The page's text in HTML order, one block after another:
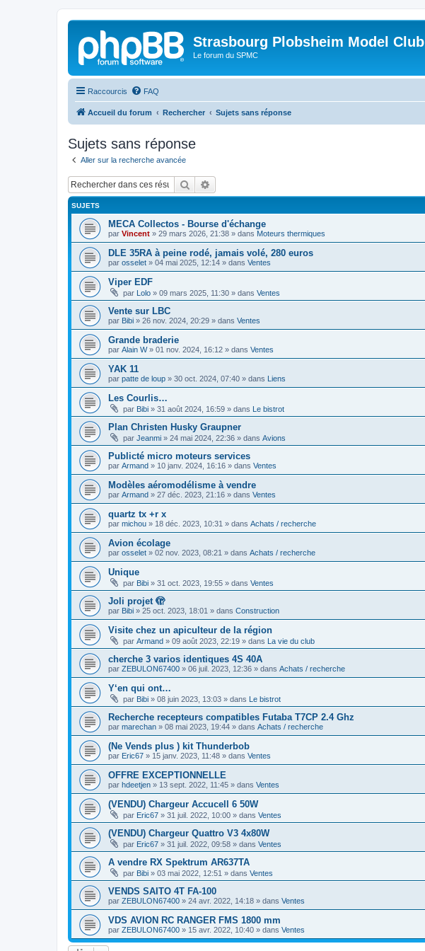
Strasbourg Plobsheim Model Club
Le forum du SPMC
Raccourcis FAQ
Accueil du forum Rechercher Sujets sans réponse
Sujets sans réponse
Aller sur la recherche avancée
Rechercher
SUJETS
MECA Collectos - Bourse d'échange
par Vincent » 29 mars 2026, 21:38 » dans Moteurs thermiques
DLE 35RA à peine rodé, jamais volé, 280 euros
par osselet » 04 mai 2025, 12:14 » dans Ventes
Viper EDF
par Lolo » 09 mars 2025, 11:30 » dans Ventes
Vente sur LBC
par Bibi » 26 nov. 2024, 20:29 » dans Ventes
Grande braderie
par Alain W» 01 nov. 2024, 16:12 » dans Ventes
YAK 11
par patte de loup » 30 oct. 2024, 07:40 » dans Liens
Les Courlis…
par Bibi » 31 août 2024, 16:59 » dans Le bistrot
Plan Christen Husky Graupner
par Jeanmi » 24 mai 2024, 22:36 » dans Avions
Publicté micro moteurs services
par Armand » 10 janv. 2024, 16:16 » dans Ventes
Modèles aéromodélisme à vendre
par Armand » 27 déc. 2023, 21:16 » dans Ventes
quartz tx +r x
par michou » 18 déc. 2023, 10:31 » dans Achats / recherche
Avion écolage
par osselet » 02 nov. 2023, 08:21 » dans Achats / recherche
Unique
par Bibi » 31 oct. 2023, 19:55 » dans Ventes
Joli projet 🫣
par Bibi » 25 oct. 2023, 18:01 » dans Construction
Visite chez un apiculteur de la région
par Armand » 09 août 2023, 22:19 » dans La vie du club
cherche 3 varios identiques 4S 40A
par ZEBULON67400 » 06 juil. 2023, 12:36 » dans Achats / recherche
Y‘en qui ont…
par Bibi » 08 juin 2023, 13:03 » dans Le bistrot
Recherche recepteurs compatibles Futaba T7CP 2.4 Ghz
par marechan » 08 mai 2023, 19:44 » dans Achats / recherche
(Ne Vends plus ) kit Thunderbob
par Eric67 » 15 janv. 2023, 11:48 » dans Ventes
OFFRE EXCEPTIONNELLE
par hdeetjen » 13 sept. 2022, 11:45 » dans Ventes
(VENDU) Chargeur Accucell 6 50W
par Eric67 » 31 juil. 2022, 10:00 » dans Ventes
(VENDU) Chargeur Quattro V3 4x80W
par Eric67 » 31 juil. 2022, 09:58 » dans Ventes
A vendre RX Spektrum AR637TA
par Bibi » 03 mai 2022, 12:51 » dans Ventes
VENDS SAITO 4T FA-100
par ZEBULON67400 » 24 avr. 2022, 14:18 » dans Ventes
VDS AVION RC RANGER FMS 1800 mm
par ZEBULON67400 » 15 avr. 2022, 10:40 » dans Ventes